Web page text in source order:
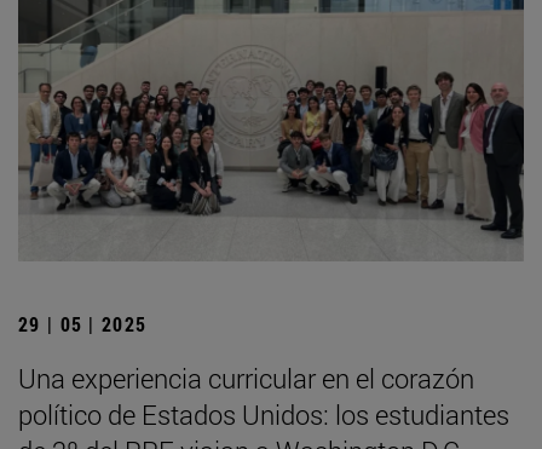
29 | 05 | 2025
Una experiencia curricular en el corazón
político de Estados Unidos: los estudiantes